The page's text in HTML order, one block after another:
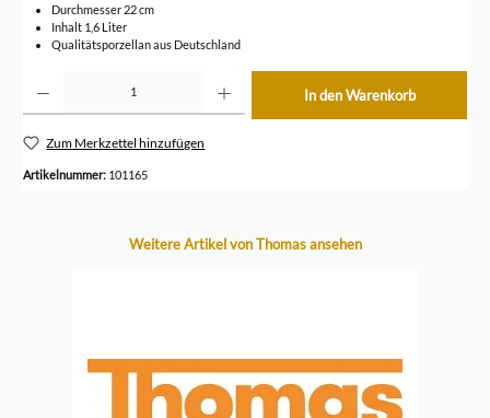
Durchmesser 22 cm
Inhalt 1,6 Liter
Qualitätsporzellan aus Deutschland
In den Warenkorb
Zum Merkzettel hinzufügen
Artikelnummer: 101165
Produktgalerie überspringen
Weitere Artikel von Thomas ansehen